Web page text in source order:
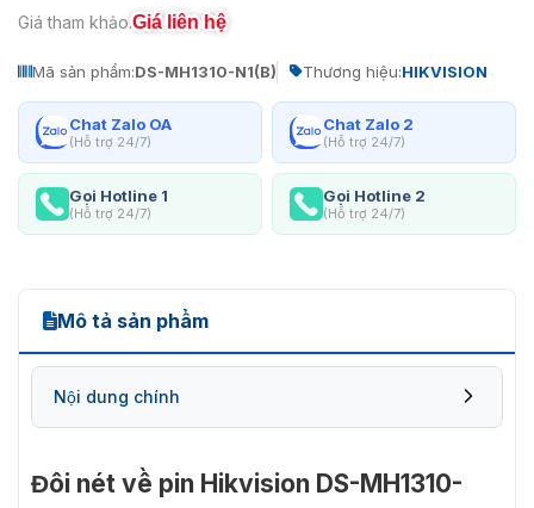
Giá tham khảo:Giá liên hệ
Mã sản phẩm:DS-MH1310-N1(B) Thương hiệu:HIKVISION
Chat Zalo OA
(Hỗ trợ 24/7)
Chat Zalo 2
(Hỗ trợ 24/7)
Gọi Hotline 1
(Hỗ trợ 24/7)
Gọi Hotline 2
(Hỗ trợ 24/7)
Mô tả sản phẩm
Nội dung chính
Đôi nét về pin Hikvision DS-MH1310-